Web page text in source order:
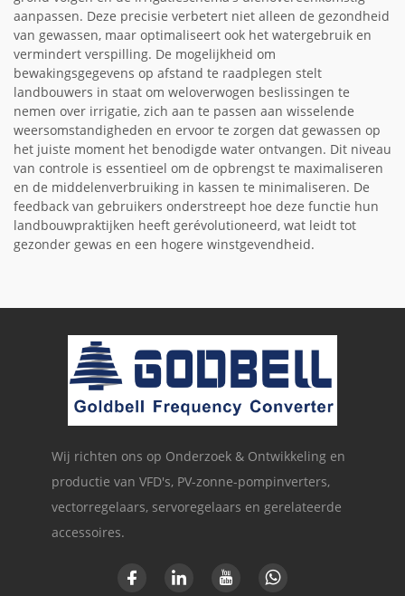
aanpassen. Deze precisie verbetert niet alleen de gezondheid
van gewassen, maar optimaliseert ook het watergebruik en
vermindert verspilling. De mogelijkheid om
bewakingsgegevens op afstand te raadplegen stelt
landbouwers in staat om weloverwogen beslissingen te
nemen over irrigatie, zich aan te passen aan wisselende
weersomstandigheden en ervoor te zorgen dat gewassen op
het juiste moment het benodigde water ontvangen. Dit niveau
van controle is essentieel om de opbrengst te maximaliseren
en de middelenverbruiking in kassen te minimaliseren. De
feedback van gebruikers onderstreept hoe deze functie hun
landbouwpraktijken heeft gerévolutioneerd, wat leidt tot
gezonder gewas en een hogere winstgevendheid.
Wij richten ons op Onderzoek & Ontwikkeling en
productie van VFD's, PV-zonne-pompinverters,
vectorregelaars, servoregelaars en gerelateerde
accessoires.